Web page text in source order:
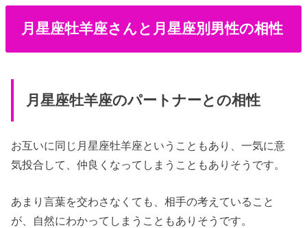
月星座牡羊座さんと月星座別男性の相性
月星座牡羊座のパートナーとの相性
お互いに同じ月星座牡羊座ということもあり、一気に意
気投合して、仲良くなってしまうこともありそうです。
あまり言葉を交わさなくても、相手の考えていること
が、自然にわかってしまうこともありそうです。